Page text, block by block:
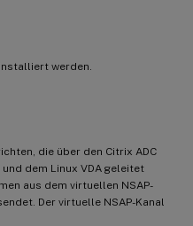
werden.
die über den Citrix ADC
dem Linux VDA geleitet
aus dem virtuellen NSAP-
Der virtuelle NSAP-Kanal